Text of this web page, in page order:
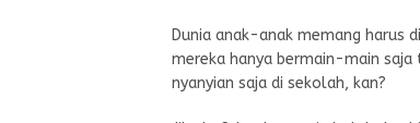
Dunia anak-anak memang harus
mereka hanya bermain-main saja
nyanyian saja di sekolah, kan?